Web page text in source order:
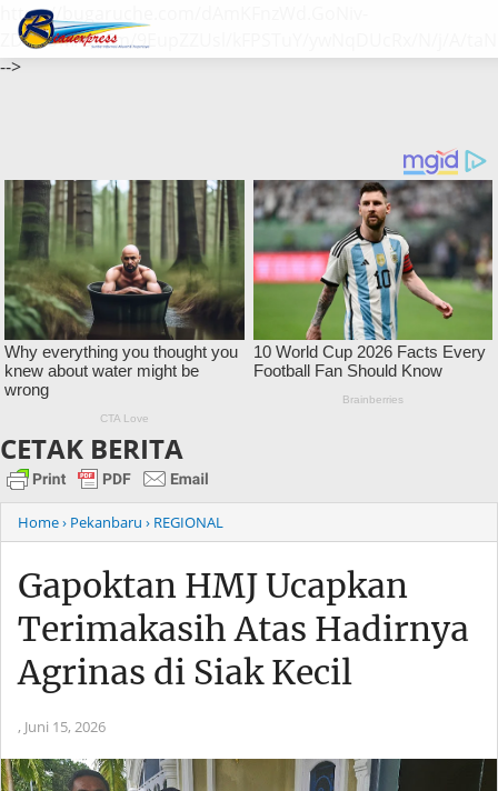
https://bugaruche.com/dAmKFnzWd.GoNiv-
ZDGvUM/DeFm/9EupZZUsl/kFPSTuY/ywNqDUcRx/N/j/A/
-->
CETAK BERITA
Home› Pekanbaru › REGIONAL
Gapoktan HMJ Ucapkan
Terimakasih Atas Hadirnya
Agrinas di Siak Kecil
, Juni 15, 2026